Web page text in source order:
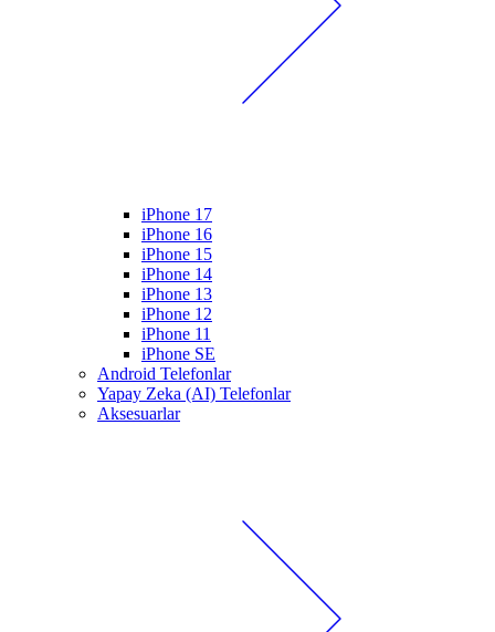
iPhone 17
iPhone 16
iPhone 15
iPhone 14
iPhone 13
iPhone 12
iPhone 11
iPhone SE
Android Telefonlar
Yapay Zeka (AI) Telefonlar
Aksesuarlar